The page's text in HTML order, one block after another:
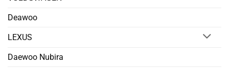
Deawoo
LEXUS
Daewoo Nubira